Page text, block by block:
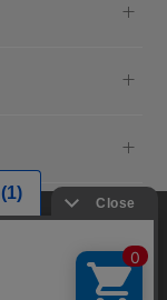
適な提供、トラフィ
サイトの閲覧を継続